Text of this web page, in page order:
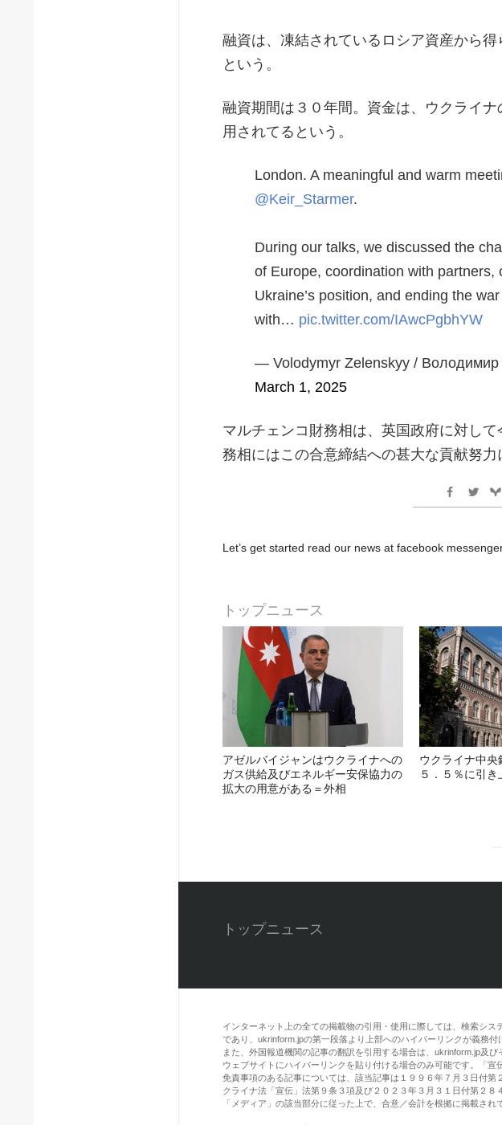
融資は、凍結されているロシア資産から
という。
融資期間は３０年間。資金は、ウクライ
用されてるという。
London. A meaningful and warm
@Keir_Starmer.
During our talks, we discussed the
of Europe, coordination with partners,
Ukraine’s position, and ending the
with… pic.twitter.com/IAwcPgbhYW
— Volodymyr Zelenskyy / Володимир
March 1, 2025
マルチェンコ財務相は、英国政府に対し
務相にはこの合意締結への甚大な貢献努力
Let’s get started read our news at facebook
トップニュース
アゼルバイジャンはウクライナへの
ガス供給及びエネルギー安保協力の
拡大の用意がある＝外相
ウクライナ中央
５．５％に引き
トップニュース
インターネット上の全ての掲載物の引用・使用に際しては、検索シス
であり、ukrinform.jpの第一段落より上部へのハイパーリンクが義務付
また、外国報道機関の記事の翻訳を引用する場合は、ukrinform.jp及び
ウェブサイトにハイパーリンクを貼り付ける場合のみ可能です。「宣
免責事項のある記事については、該当記事は１９９６年７月３日付第
クライナ法「宣伝」法第９条３項及び２０２３年３月３１日付第２８
「メディア」の該当部分に従った上で、合意／会計を根拠に掲載され